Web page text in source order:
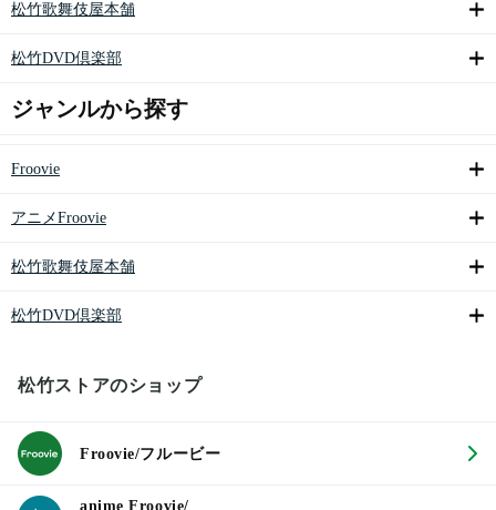
松竹歌舞伎屋本舗
松竹DVD倶楽部
ジャンルから探す
Froovie
アニメFroovie
松竹歌舞伎屋本舗
松竹DVD倶楽部
松竹ストアのショップ
Froovie/フルービー
anime Froovie/